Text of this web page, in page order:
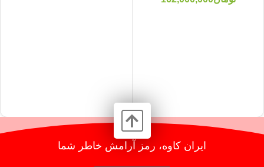
ایران کاوه، رمز آرامش خاطر شما